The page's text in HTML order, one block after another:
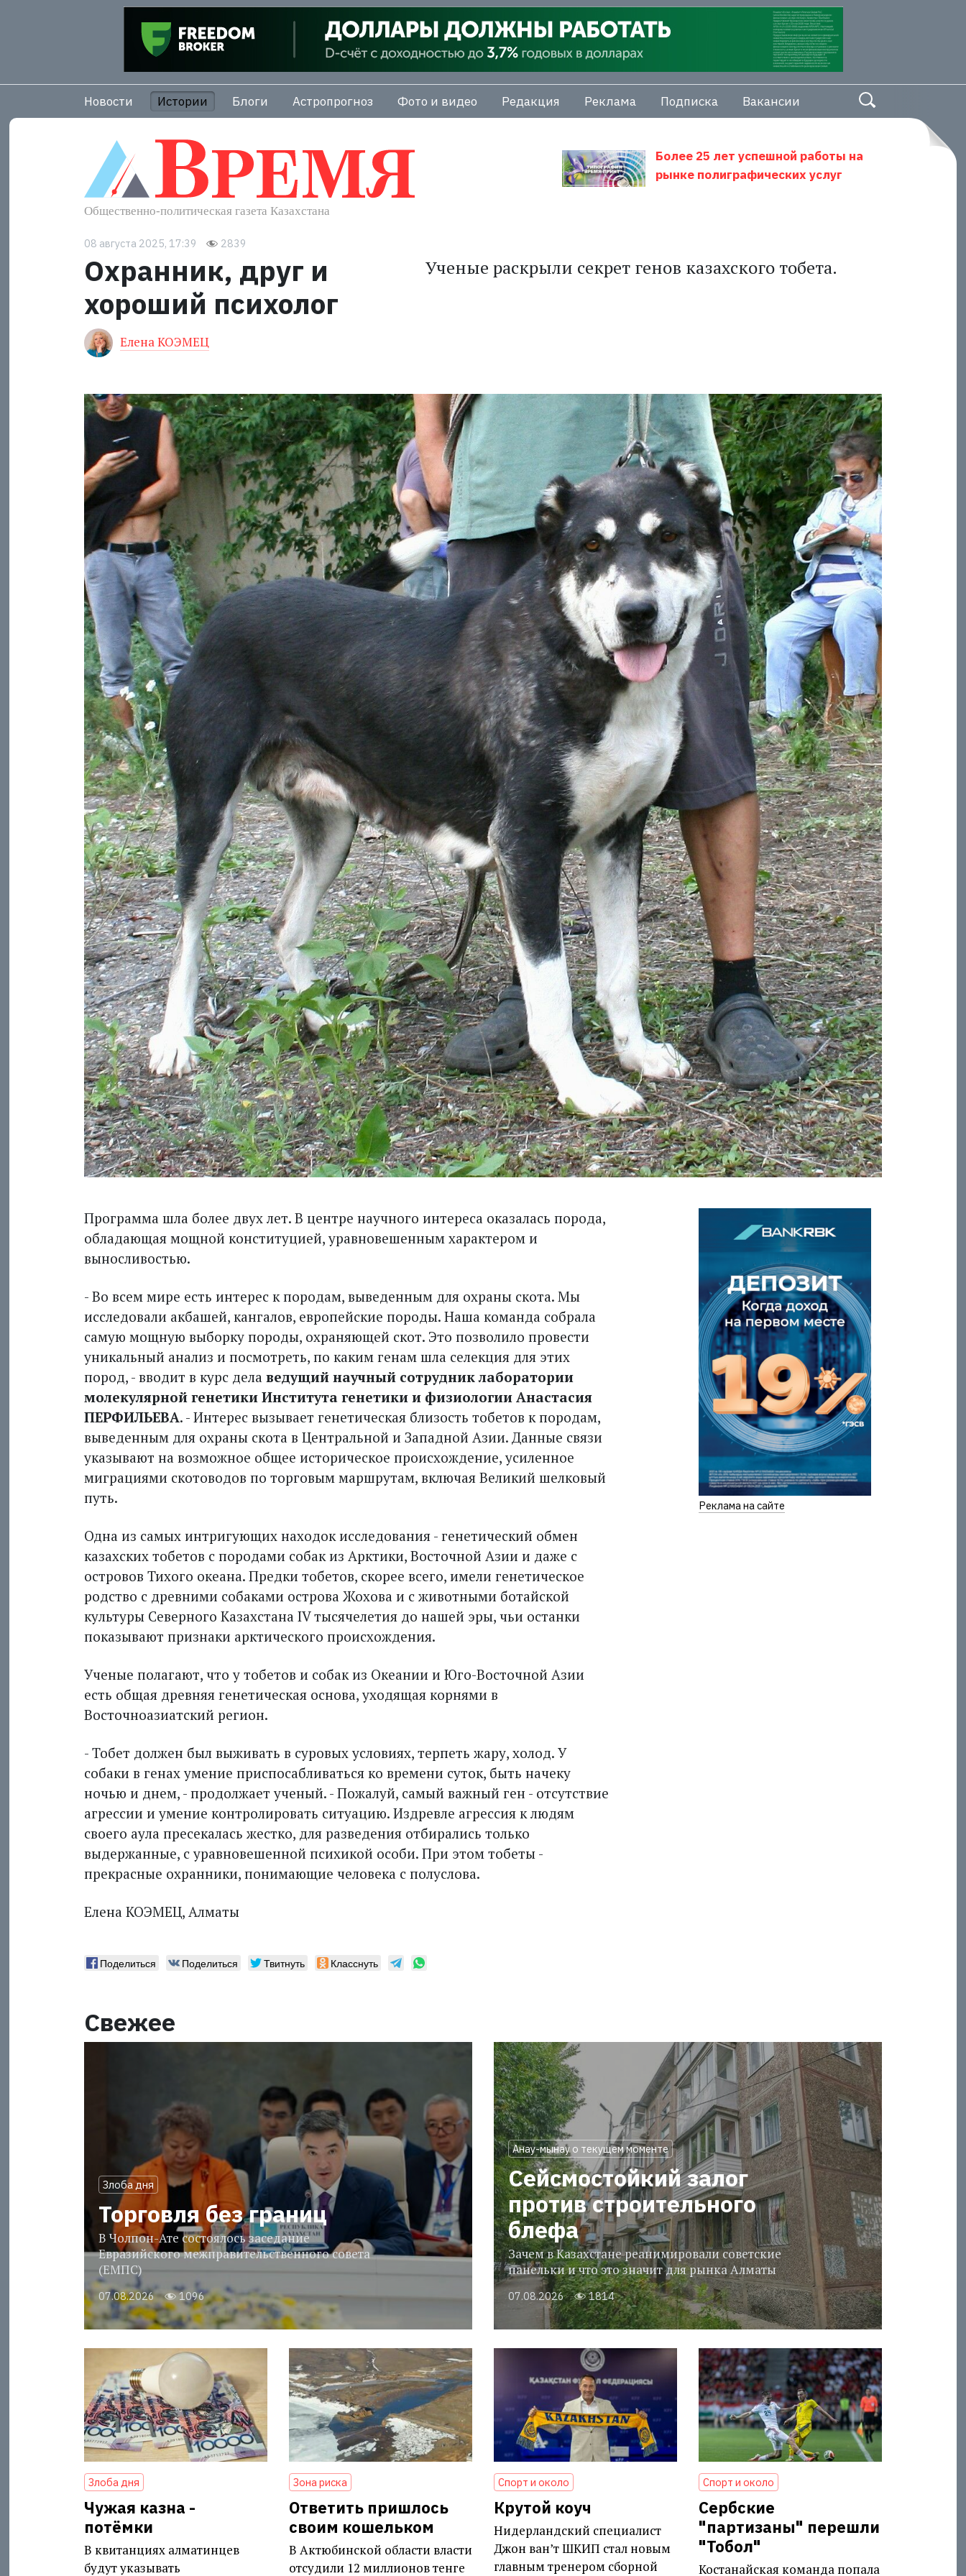
Новости Истории Блоги Астропрогноз Фото и видео Редакция Реклама Подписка Вакансии
Более 25 лет успешной работы на
рынке полиграфических услуг
08 августа 2025, 17:39 2839
Охранник, друг и
хороший психолог
Елена КОЭМЕЦ
Ученые раскрыли секрет генов казахского тобета.
Программа шла более двух лет. В центре научного интереса оказалась порода,
обладающая мощной конституцией, уравновешенным характером и
выносливостью.
- Во всем мире есть интерес к породам, выведенным для охраны скота. Мы
исследовали акбашей, кангалов, европейские породы. Наша команда собрала
самую мощную выборку породы, охраняющей скот. Это позволило провести
уникальный анализ и посмотреть, по каким генам шла селекция для этих
пород, - вводит в курс дела ведущий научный сотрудник лаборатории
молекулярной генетики Института генетики и физиологии Анастасия
ПЕРФИЛЬЕВА. - Интерес вызывает генетическая близость тобетов к породам,
выведенным для охраны скота в Центральной и Западной Азии. Данные связи
указывают на возможное общее историческое происхождение, усиленное
миграциями скотоводов по торговым маршрутам, включая Великий шелковый
путь.
Одна из самых интригующих находок исследования - генетический обмен
казахских тобетов с породами собак из Арктики, Восточной Азии и даже с
островов Тихого океана. Предки тобетов, скорее всего, имели генетическое
родство с древними собаками острова Жохова и с животными ботайской
культуры Северного Казахстана IV тысячелетия до нашей эры, чьи останки
показывают признаки арктического происхождения.
Ученые полагают, что у тобетов и собак из Океании и Юго-Восточной Азии
есть общая древняя генетическая основа, уходящая корнями в
Восточноазиатский регион.
- Тобет должен был выживать в суровых условиях, терпеть жару, холод. У
собаки в генах умение приспосабливаться ко времени суток, быть начеку
ночью и днем, - продолжает ученый. - Пожалуй, самый важный ген - отсутствие
агрессии и умение контролировать ситуацию. Издревле агрессия к людям
своего аула пресекалась жестко, для разведения отбирались только
выдержанные, с уравновешенной психикой особи. При этом тобеты -
прекрасные охранники, понимающие человека с полуслова.
Елена КОЭМЕЦ, Алматы
Поделиться Поделиться Твитнуть Класснуть
Реклама на сайте
Свежее
Злоба дня
Торговля без границ
В Чолпон-Ате состоялось заседание
Евразийского межправительственного совета
(ЕМПС)
07.08.2026 1096
Анау-мынау о текущем моменте
Сейсмостойкий залог
против строительного
блефа
Зачем в Казахстане реанимировали советские
панельки и что это значит для рынка Алматы
07.08.2026 1814
Злоба дня
Чужая казна -
потёмки
В квитанциях алматинцев
будут указывать
Зона риска
Ответить пришлось
своим кошельком
В Актюбинской области власти
отсудили 12 миллионов тенге
Спорт и около
Крутой коуч
Нидерландский специалист
Джон ван’т ШКИП стал новым
главным тренером сборной
Спорт и около
Сербские
"партизаны" перешли
"Тобол"
Костанайская команда попала